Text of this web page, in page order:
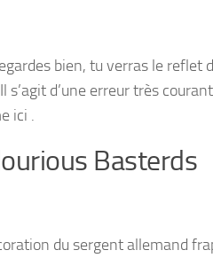
bien, tu verras le reflet
s’agit d’une erreur très
ici .
Basterds
du sergent allemand